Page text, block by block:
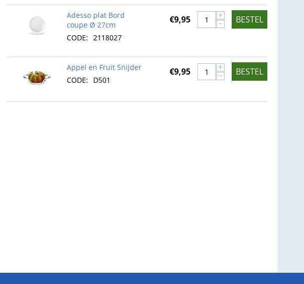
Adesso plat Bord
coupe Ø 27cm
CODE: 2118027
€9,95 +
− BESTEL
Appel en Fruit Snijder
CODE:
D501
€9,95 +
− BESTEL